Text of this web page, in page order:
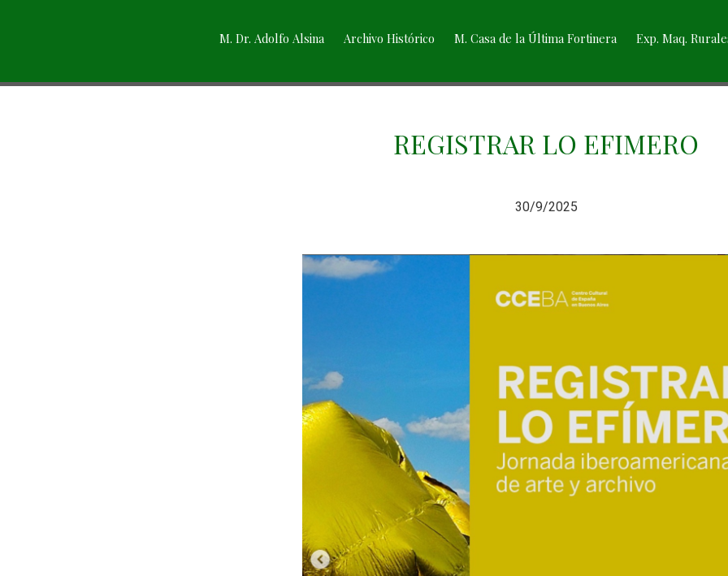
M. Dr. Adolfo Alsina Archivo Histórico M. Casa de la Última Fortinera Exp. Maq.
REGISTRAR LO EFIMERO
30/9/2025